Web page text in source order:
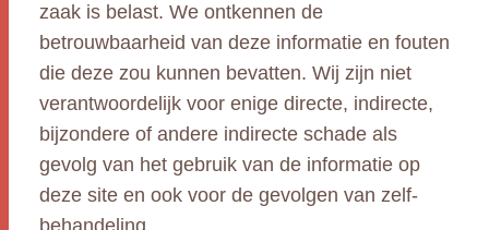
zaak is belast. We ontkennen de
betrouwbaarheid van deze informatie en fouten
die deze zou kunnen bevatten. Wij zijn niet
verantwoordelijk voor enige directe, indirecte,
bijzondere of andere indirecte schade als
gevolg van het gebruik van de informatie op
deze site en ook voor de gevolgen van zelf-
behandeling.